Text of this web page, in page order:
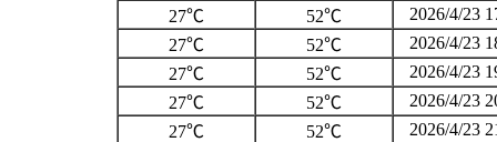
27℃
52℃
2026/4/23
27℃
52℃
2026/4/23
27℃
52℃
2026/4/23
27℃
52℃
2026/4/23
27℃
52℃
2026/4/23